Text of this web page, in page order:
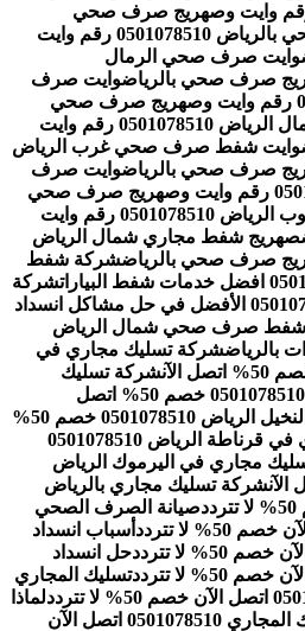
الرياض 0501078510 رقم وايت وصهريج صرف صحي
وايت شفط صرف صحي بالرياض 0501078510 رقم وايت
وايت صرف صحي الرمال
وايت صرف
صحي حي طويق 0501078510 رقم وايت وصهريج صرف صحي
وايت صرف صحي شمال الرياض 0501078510 رقم وايت
وايت شفط صرف صحي غرب الرياض
وايت صرف
صحي شرق الرياض 0501078510 رقم وايت وصهريج صرف صحي
وايت صرف صحي جنوب الرياض 0501078510 رقم وايت
صهريج شفط مجاري شمال الرياض
شركة شفط
شركة
تسليك مجاري بالرياض 0501078510 الأفضل في حل مشاكل انسداد
شفط صرف صحي شمال الرياض
شركة تسليك مجاري في
شركة تسليك
مجاري في الصحافة الرياض 0501078510 خصم 50% اتصل
شركة تسليك مجاري في النخيل الرياض 0501078510 خصم 50%
شركة تسليك مجاري في قرناطة الرياض 0501078510
مجاري في اليرموك الرياض
شركة تسليك مجاري بالرياض
صيانة الصرف الصحي
أسباب انسداد
حل انسداد
تسليك المجاري
لماذا
يمكن التعاقد مع شركة تسليك المجاري 0501078510 اتصل الآن